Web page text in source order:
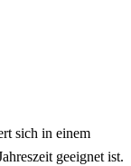
sich in einem
geeignet ist.